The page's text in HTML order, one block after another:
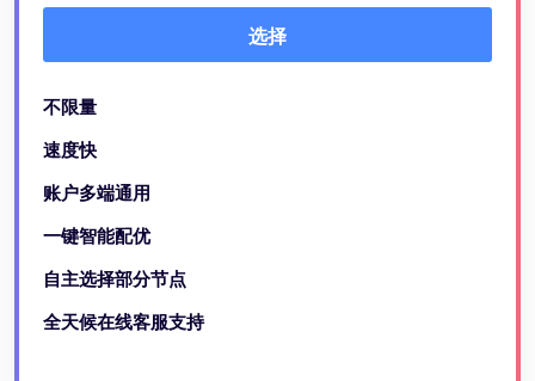
选择
不限量
速度快
账户多端通用
一键智能配优
自主选择部分节点
全天候在线客服支持